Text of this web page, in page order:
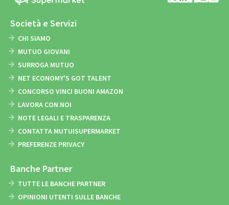
Società e Servizi
CHI SIAMO
MUTUO GIOVANI
SURROGA MUTUO
NET ECONOMY'S GOT TALENT
CONCORSO VINCI BUONI AMAZON
LAVORA CON NOI
NOTE LEGALI E TRASPARENZA
CONTATTA MUTUISUPERMARKET
PREFERENZE PRIVACY
Banche Partner
TUTTE LE BANCHE PARTNER
OPINIONI UTENTI SULLE BANCHE